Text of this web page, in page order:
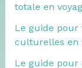
totale en
Le guide pour
culturelles en
Le guide pour